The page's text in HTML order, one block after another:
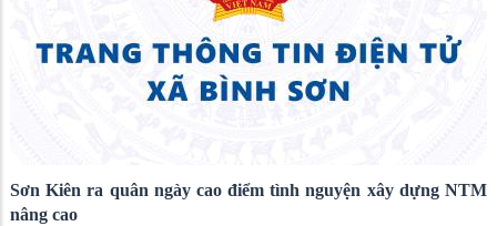
Sơn Kiên ra quân ngày cao điểm tình nguyện xây dựng NTM
nâng cao